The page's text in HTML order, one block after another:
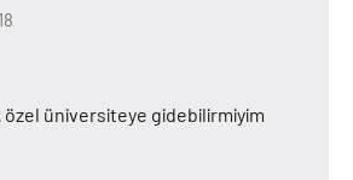
özel üniversiteye gidebilirmiyim